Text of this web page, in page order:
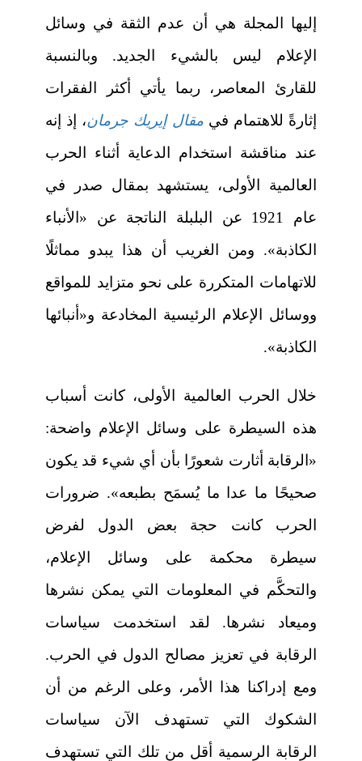
إليها المجلة هي أن عدم الثقة في وسائل
الإعلام ليس بالشيء الجديد. وبالنسبة
للقارئ المعاصر، ربما يأتي أكثر الفقرات
إثارةً للاهتمام فيمقال إيريك جرمان، إذ إنه
عند مناقشة استخدام الدعاية أثناء الحرب
العالمية الأولى، يستشهد بمقال صدر في
عام 1921 عن البلبلة الناتجة عن «الأنباء
الكاذبة». ومن الغريب أن هذا يبدو مماثلًا
للاتهامات المتكررة على نحو متزايد للمواقع
ووسائل الإعلام الرئيسية المخادعة و«أنبائها
الكاذبة».
خلال الحرب العالمية الأولى، كانت أسباب
هذه السيطرة على وسائل الإعلام واضحة:
«الرقابة أثارت شعورًا بأن أي شيء قد يكون
صحيحًا ما عدا ما يُسمَح بطبعه». ضرورات
الحرب كانت حجة بعض الدول لفرض
سيطرة محكمة على وسائل الإعلام،
والتحكَّم في المعلومات التي يمكن نشرها
وميعاد نشرها. لقد استخدمت سياسات
الرقابة في تعزيز مصالح الدول في الحرب.
ومع إدراكنا هذا الأمر، وعلى الرغم من أن
الشكوك التي تستهدف الآن سياسات
الرقابة الرسمية أقل من تلك التي تستهدف